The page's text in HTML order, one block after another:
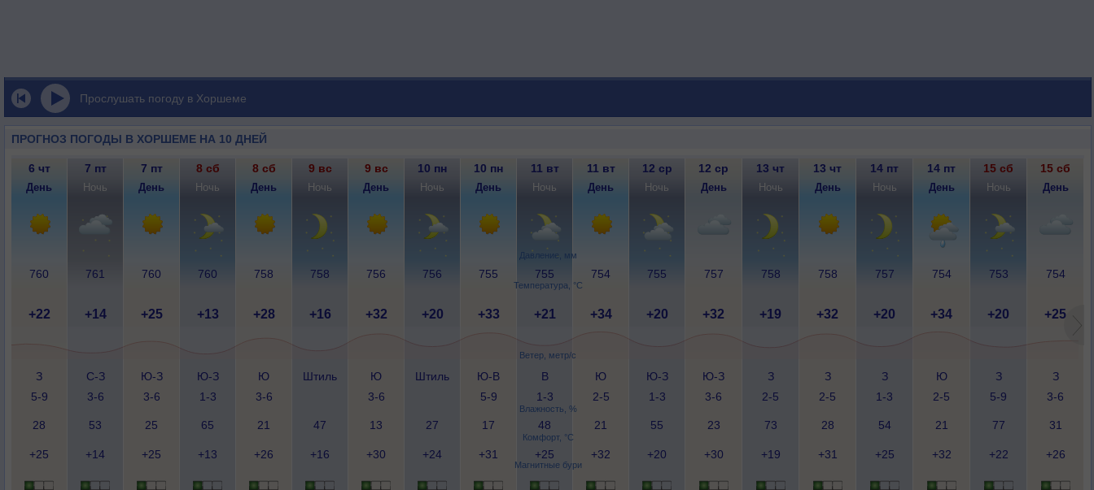
Прослушать погоду в Хоршеме
ПРОГНОЗ ПОГОДЫ В ХОРШЕМЕ НА 10 ДНЕЙ
Давление, мм
Температура, °C
Ветер, метр/с
Влажность, %
Комфорт, °C
Магнитные бури
6 чт 7 пт 7 пт 8 сб 8 сб 9 вс 9 вс 10 пн 10 пн 11 вт 11 вт 12 ср 12 ср 13 чт 13 чт 14 пт 14 пт 15 сб 15 сб
День Ночь День Ночь День Ночь День Ночь День Ночь День Ночь День Ночь День Ночь День Ночь День
760 761 760 760 758 758 756 756 755 755 754 755 757 758 758 757 754 753 754
+22 +14 +25 +13 +28 +16 +32 +20 +33 +21 +34 +20 +32 +19 +32 +20 +34 +20 +25
З
5-9
С-З
3-6
Ю-З
3-6
Ю-З
1-3
Ю
3-6
Штиль
Ю
3-6
Штиль
Ю-В
5-9
В
1-3
Ю
2-5
Ю-З
1-3
Ю-З
3-6
З
2-5
З
2-5
З
1-3
Ю
2-5
З
5-9
З
3-6
28 53 25 65 21 47 13 27 17 48 21 55 23 73 28 54 21 77 31
+25 +14 +25 +13 +26 +16 +30 +24 +31 +25 +32 +20 +30 +19 +31 +25 +32 +22 +26